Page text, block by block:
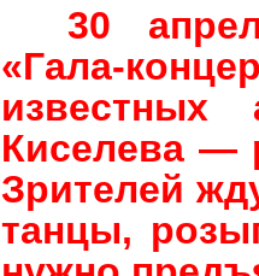
30
«Гала-
известных
Киселева —
Зрителей
танцы,